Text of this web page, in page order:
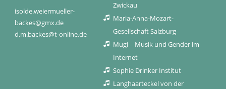
isolde.weiermueller-
backes@gmx.de
d.m.backes@t-online.de
Zwickau
Maria-Anna-Mozart-
Gesellschaft Salzburg
Mugi – Musik und Gender im
Internet
Sophie Drinker Institut
Langhaarteckel von der